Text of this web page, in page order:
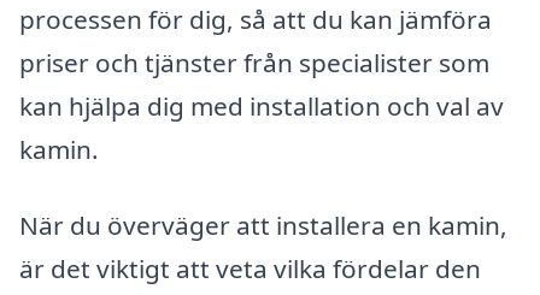
processen för dig, så att du kan jämföra
priser och tjänster från specialister som
kan hjälpa dig med installation och val av
kamin.
När du överväger att installera en kamin,
är det viktigt att veta vilka fördelar den